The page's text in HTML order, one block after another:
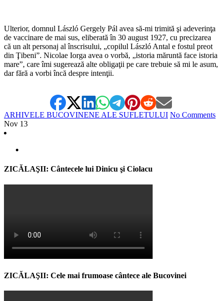
Ulterior, domnul László Gergely Pál avea să-mi trimită şi adeverinţa
de vaccinare de mai sus, eliberată în 30 august 1927, cu precizarea
că un alt personaj al înscrisului, „copilul László Antal e fostul preot
din Ţibeni”. Nicolae Iorga avea o vorbă, „istoria măruntă face istoria
mare”, care îmi sugerează alte obligaţii pe care trebuie să mi le asum,
dar fără a vorbi încă despre intenţii.
ARHIVELE BUCOVINENE ALE SUFLETULUI No Comments
Nov 13
ZICĂLAŞII: Cântecele lui Dinicu şi Ciolacu
ZICĂLAŞII: Cele mai frumoase cântece ale Bucovinei